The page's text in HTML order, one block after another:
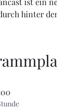
hinter